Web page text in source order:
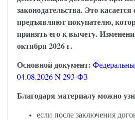
законодательства. Это
предъявляют покупателю,
принять его к вычету.
октября 2026 г.
Основной документ:
04.08.2026 N 293-ФЗ
Благодаря материалу можно
если после заключения